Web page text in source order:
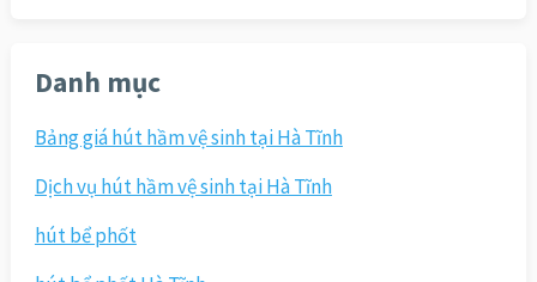
Danh mục
Bảng giá hút hầm vệ sinh tại Hà Tĩnh
Dịch vụ hút hầm vệ sinh tại Hà Tĩnh
hút bể phốt